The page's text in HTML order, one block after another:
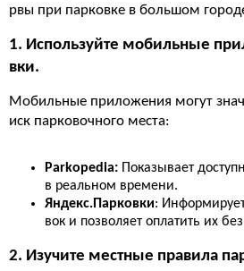
рвы при парковке в большом
1. Используйте мобильные
вки.
Мобильные приложения могут
иск парковочного места:
Parkopedia: Показывает
в реальном времени.
Яндекс.Парковки:
вок и позволяет оплатить их
2. Изучите местные правила